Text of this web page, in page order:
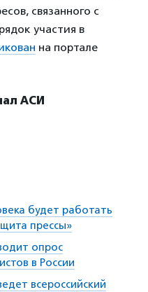
связанного с
участия в
на портале
АСИ
будет работать
прессы»
опрос
в России
всероссийский